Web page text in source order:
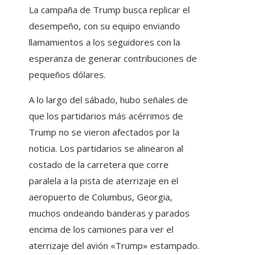
La campaña de Trump busca replicar el
desempeño, con su equipo enviando
llamamientos a los seguidores con la
esperanza de generar contribuciones de
pequeños dólares.
A lo largo del sábado, hubo señales de
que los partidarios más acérrimos de
Trump no se vieron afectados por la
noticia. Los partidarios se alinearon al
costado de la carretera que corre
paralela a la pista de aterrizaje en el
aeropuerto de Columbus, Georgia,
muchos ondeando banderas y parados
encima de los camiones para ver el
aterrizaje del avión «Trump» estampado.